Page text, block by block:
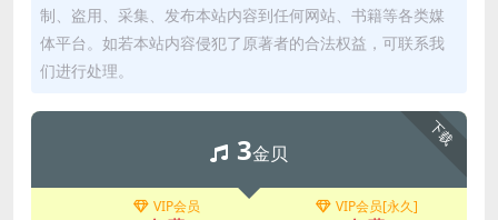
制、盗用、采集、发布本站内容到任何网站、书籍等各类媒
体平台。如若本站内容侵犯了原著者的合法权益，可联系我
们进行处理。
下载
3金贝
VIP会员 VIP会员[永久]